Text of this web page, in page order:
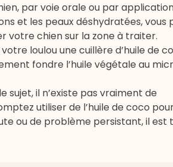
par voie orale ou par
et les peaux déshydratées, vous
votre chien sur la zone à traiter.
loulou une cuillère d’huile de
fondre l’huile végétale au
sujet, il n’existe pas vraiment de
utiliser de l’huile de coco
ou de problème persistant, il est